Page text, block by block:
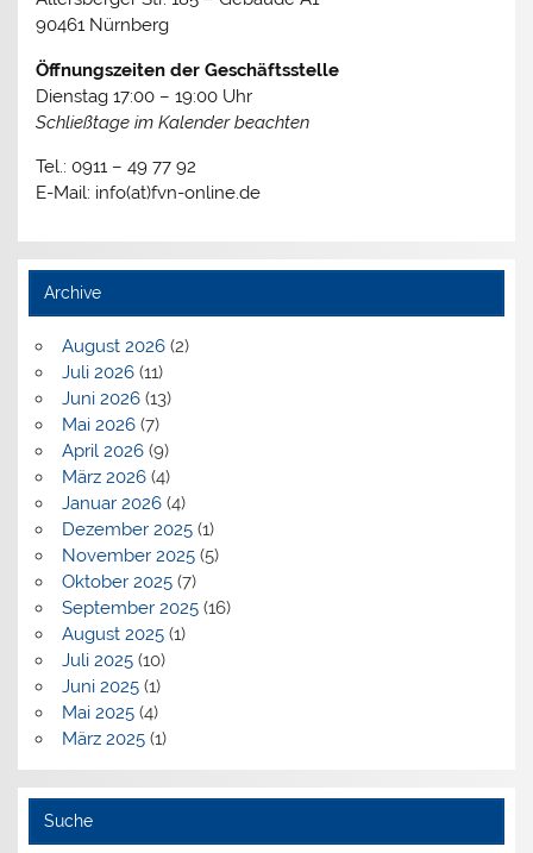
90461 Nürnberg
Öffnungszeiten der Geschäftsstelle
Dienstag 17:00 – 19:00 Uhr
Schließtage im Kalender beachten
Tel.: 0911 – 49 77 92
E-Mail: info(at)fvn-online.de
Archive
August 2026(2)
Juli 2026(11)
Juni 2026(13)
Mai 2026(7)
April 2026(9)
März 2026(4)
Januar 2026(4)
Dezember 2025(1)
November 2025(5)
Oktober 2025(7)
September 2025(16)
August 2025(1)
Juli 2025(10)
Juni 2025(1)
Mai 2025(4)
März 2025(1)
Suche